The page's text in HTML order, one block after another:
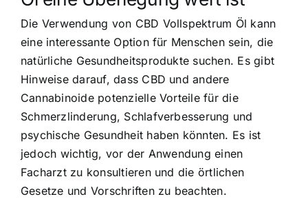
Die Verwendung von CBD Vollspektrum Öl kann
eine interessante Option für Menschen sein, die
natürliche Gesundheitsprodukte suchen. Es gibt
Hinweise darauf, dass CBD und andere
Cannabinoide potenzielle Vorteile für die
Schmerzlinderung, Schlafverbesserung und
psychische Gesundheit haben könnten. Es ist
jedoch wichtig, vor der Anwendung einen
Facharzt zu konsultieren und die örtlichen
Gesetze und Vorschriften zu beachten.